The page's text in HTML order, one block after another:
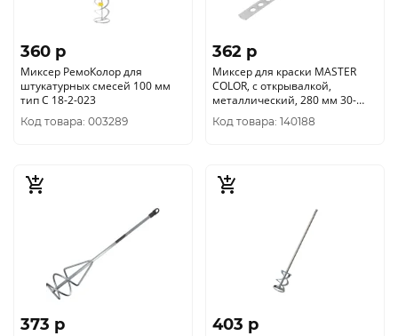
360 p
Миксер РемоКолор для
штукатурных смесей 100 мм
тип С 18-2-023
Код товара: 003289
362 p
Миксер для краски MASTER
COLOR, с открывалкой,
металлический, 280 мм 30-
1491
Код товара: 140188
373 p 403 p